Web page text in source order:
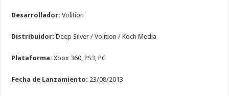
Desarrollador: Volition
Distribuidor: Deep Silver / Volition / Koch Media
Plataforma: Xbox 360, PS3, PC
Fecha de Lanzamiento: 23/08/2013